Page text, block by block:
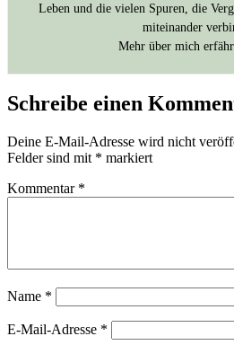
Leben und die vielen Spuren, die
miteinander
Mehr über mich
Schreibe einen
Deine E-Mail-Adresse wird nicht
Felder sind mit * markiert
Kommentar *
Name *
E-Mail-Adresse *